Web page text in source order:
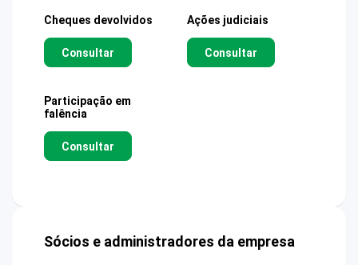
Cheques devolvidos
Consultar
Ações judiciais
Consultar
Participação em
falência
Consultar
Sócios e administradores da empresa